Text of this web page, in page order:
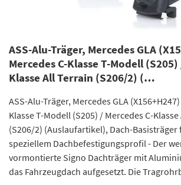
ASS-Alu-Träger, Mercedes GLA
Mercedes C-Klasse T-Modell (S205)
Klasse All Terrain (S206/2) (…
ASS-Alu-Träger, Mercedes GLA
Klasse T-Modell (S205) / Mercedes C-
(S206/2) (Auslaufartikel), Dach-Basisträger
speziellem Dachbefestigungsprofil - Der
vormontierte Signo Dachträger mit
das Fahrzeugdach aufgesetzt. Die